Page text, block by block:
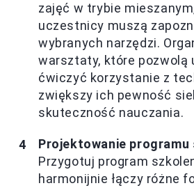
zajęć w trybie
uczestnicy muszą
wybranych narzędzi.
warsztaty, które pozwolą
ćwiczyć korzystanie z
zwiększy ich pewność
skuteczność nauczania.
Projektowanie
Przygotuj program
harmonijnie łączy różne